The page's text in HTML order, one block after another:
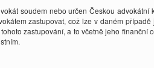
soudem nebo určen Českou
zastupovat, což lze v daném
zastupování, a to včetně jeho finanční